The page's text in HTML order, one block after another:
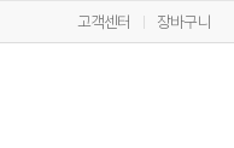
고객센터 장바구니